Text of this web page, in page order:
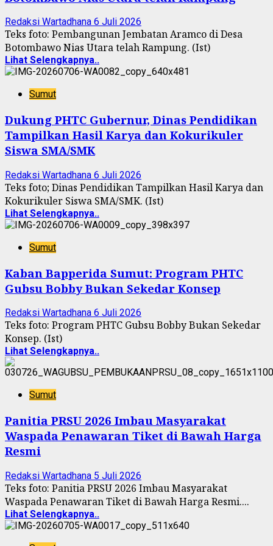
Redaksi Wartadhana 6 Juli 2026
Teks foto: Pembangunan Jembatan Aramco di Desa
Botombawo Nias Utara telah Rampung. (Ist)
Lihat Selengkapnya..
Sumut
Dukung PHTC Gubernur, Dinas Pendidikan
Tampilkan Hasil Karya dan Kokurikuler
Siswa SMA/SMK
Redaksi Wartadhana 6 Juli 2026
Teks foto; Dinas Pendidikan Tampilkan Hasil Karya dan
Kokurikuler Siswa SMA/SMK. (Ist)
Lihat Selengkapnya..
Sumut
Kaban Bapperida Sumut: Program PHTC
Gubsu Bobby Bukan Sekedar Konsep
Redaksi Wartadhana 6 Juli 2026
Teks foto: Program PHTC Gubsu Bobby Bukan Sekedar
Konsep. (Ist)
Lihat Selengkapnya..
Sumut
Panitia PRSU 2026 Imbau Masyarakat
Waspada Penawaran Tiket di Bawah Harga
Resmi
Redaksi Wartadhana 5 Juli 2026
Teks foto: Panitia PRSU 2026 Imbau Masyarakat
Waspada Penawaran Tiket di Bawah Harga Resmi....
Lihat Selengkapnya..